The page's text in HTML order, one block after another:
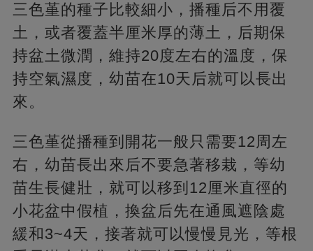
三色堇的種子比較細小，播種后不用覆
土，或者覆蓋半厘米厚的薄土，后期保
持盆土微潤，維持20度左右的溫度，保
持空氣濕度，幼苗在10天后就可以長出
來。
三色堇從播種到開花一般只需要12周左
右，幼苗長出來后不要急著移栽，等幼
苗生長健壯，就可以移到12厘米直徑的
小花盆中假植，換盆后先在通風遮陰處
緩和3~4天，接著就可以慢慢見光，等根